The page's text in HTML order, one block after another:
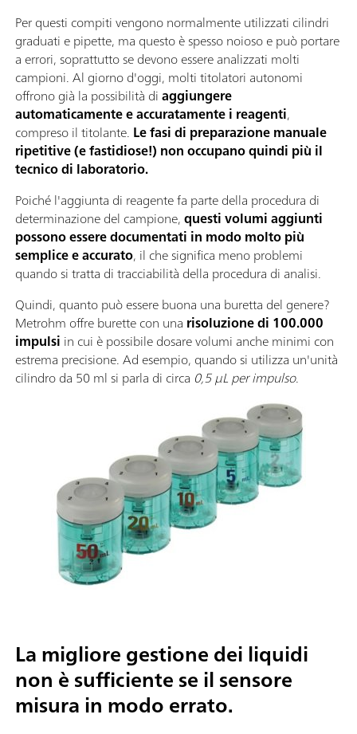
Per questi compiti vengono normalmente utilizzati cilindri
graduati e pipette, ma questo è spesso noioso e può portare
a errori, soprattutto se devono essere analizzati molti
campioni. Al giorno d'oggi, molti titolatori autonomi
offrono già la possibilità diaggiungere
automaticamente e accuratamente i reagenti,
compreso il titolante. Le fasi di preparazione manuale
ripetitive (e fastidiose!) non occupano quindi più il
tecnico di laboratorio.
Poiché l'aggiunta di reagente fa parte della procedura di
determinazione del campione,questi volumi aggiunti
possono essere documentati in modo molto più
semplice e accurato, il che significa meno problemi
quando si tratta di tracciabilità della procedura di analisi.
Quindi, quanto può essere buona una buretta del genere?
Metrohm offre burette con una risoluzione di 100.000
impulsi in cui è possibile dosare volumi anche minimi con
estrema precisione. Ad esempio, quando si utilizza un'unità
cilindro da 50 ml si parla di circa 0,5 µL per impulso.
La migliore gestione dei liquidi
non è sufficiente se il sensore
misura in modo errato.